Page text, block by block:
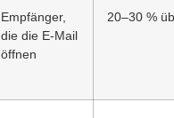
Empfänger,
die die E-Mail
öffnen
20–30 %